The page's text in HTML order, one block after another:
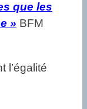
que les
» BFM
l’égalité